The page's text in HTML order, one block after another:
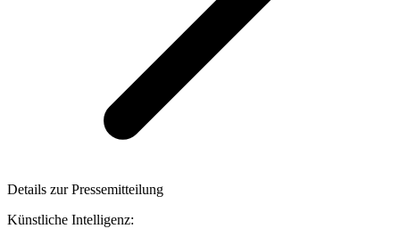
Details zur Pressemitteilung
Künstliche Intelligenz: